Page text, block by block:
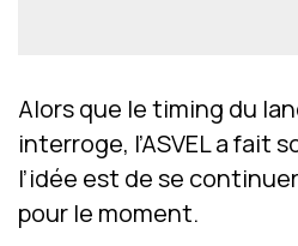
Alors que le timing du
interroge, l’ASVEL a fait
l’idée est de se
pour le moment.